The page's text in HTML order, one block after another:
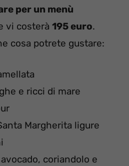
per un menù
vi costerà 195 euro.
cosa potrete gustare:
e ricci di mare
Margherita ligure
coriandolo e